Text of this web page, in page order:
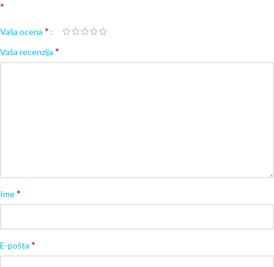
*
Vaša ocena *
Vaša recenzija *
Ime*
E-pošta *